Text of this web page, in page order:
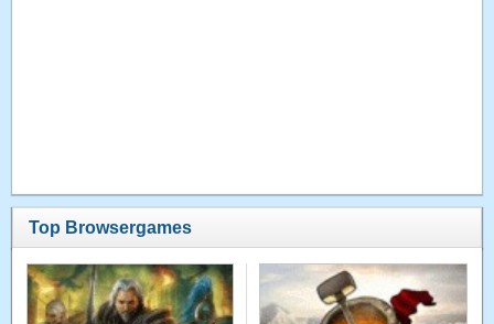
Top Browsergames